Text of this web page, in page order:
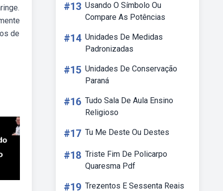
de
#13 Usando O Símbolo Ou
Compare As Potências
#14 Unidades De Medidas
Padronizadas
#15 Unidades De Conservação
Paraná
#16 Tudo Sala De Aula Ensino
Religioso
#17 Tu Me Deste Ou Destes
#18 Triste Fim De Policarpo
Quaresma Pdf
#19 Trezentos E Sessenta Reais